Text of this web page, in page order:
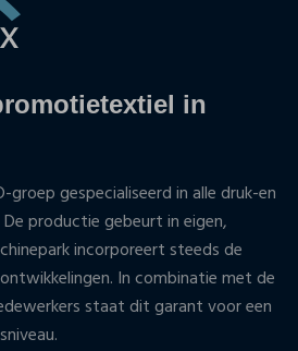
in
gespecialiseerd in alle druk-en
productie gebeurt in eigen,
incorporeert steeds de
In combinatie met de
staat dit garant voor een